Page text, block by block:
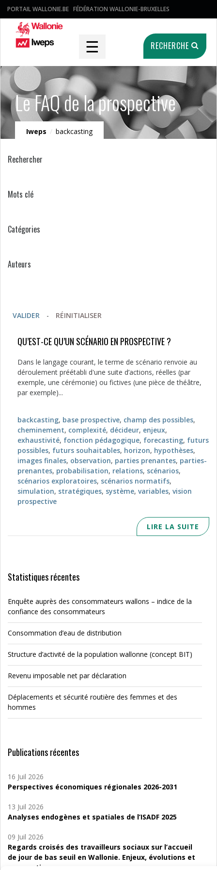
PORTAIL WALLONIE.BE FÉDÉRATION WALLONIE-BRUXELLES
☰ RECHERCHE
Le FAQ de la prospective
Iweps / backcasting
Rechercher
Mots clé
Catégories
Auteurs
VALIDER - RÉINITIALISER
QU’EST-CE QU’UN SCÉNARIO EN PROSPECTIVE ?
Dans le langage courant, le terme de scénario renvoie au
déroulement préétabli d'une suite d’actions, réelles (par
exemple, une cérémonie) ou fictives (une pièce de théâtre,
par exemple)...
backcasting, base prospective, champ des possibles,
cheminement, complexité, décideur, enjeux,
exhaustivité, fonction pédagogique, forecasting, futurs
possibles, futurs souhaitables, horizon, hypothèses,
images finales, observation, parties prenantes, parties-
prenantes, probabilisation, relations, scénarios,
scénarios exploratoires, scénarios normatifs,
simulation, stratégiques, système, variables, vision
prospective
LIRE LA SUITE
Statistiques récentes
Enquête auprès des consommateurs wallons – indice de la
confiance des consommateurs
Consommation d’eau de distribution
Structure d’activité de la population wallonne (concept BIT)
Revenu imposable net par déclaration
Déplacements et sécurité routière des femmes et des
hommes
Publications récentes
16 Juil 2026
Perspectives économiques régionales 2026-2031
13 Juil 2026
Analyses endogènes et spatiales de l’ISADF 2025
09 Juil 2026
Regards croisés des travailleurs sociaux sur l’accueil
de jour de bas seuil en Wallonie. Enjeux, évolutions et
perspectives